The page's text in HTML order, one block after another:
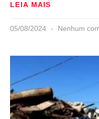
LEIA MAIS
05/08/2024 Nenhum